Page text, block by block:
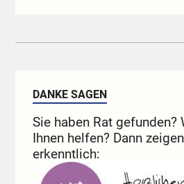
DANKE SAGEN
Sie haben Rat gefunden?
Ihnen helfen? Dann
erkenntlich: